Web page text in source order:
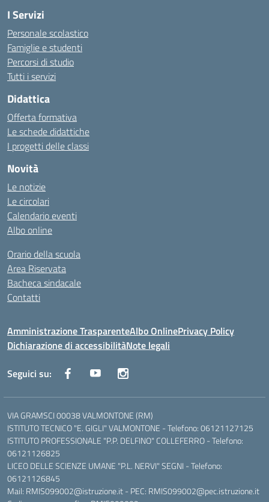
I Servizi
Personale scolastico
Famiglie e studenti
Percorsi di studio
Tutti i servizi
Didattica
Offerta formativa
Le schede didattiche
I progetti delle classi
Novità
Le notizie
Le circolari
Calendario eventi
Albo online
Orario della scuola
Area Riservata
Bacheca sindacale
Contatti
Amministrazione TrasparenteAlbo OnlinePrivacy Policy
Dichiarazione di accessibilitàNote legali
Seguici su:
VIA GRAMSCI 00038 VALMONTONE (RM)
ISTITUTO TECNICO "E. GIGLI" VALMONTONE - Telefono: 06121127125
ISTITUTO PROFESSIONALE "P.P. DELFINO" COLLEFERRO - Telefono:
06121126825
LICEO DELLE SCIENZE UMANE "P.L. NERVI" SEGNI - Telefono:
06121126845
Mail: RMIS099002@istruzione.it - PEC: RMIS099002@pec.istruzione.it